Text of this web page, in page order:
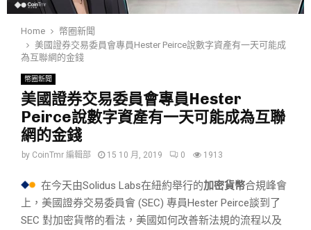
Home
幣圈新聞
美國證券交易委員會專員Hester Peirce說數字資產有一天可能成
為互聯網的金錢
幣圈新聞
美國證券交易委員會專員Hester
Peirce說數字資產有一天可能成為互聯
網的金錢
by CoinTmr 編輯部 15 10 月, 2019 0 1913
在今天由Solidus Labs在紐約舉行的加密貨幣合規峰會
上，美國證券交易委員會 (SEC) 專員Hester Peirce談到了
SEC 對加密貨幣的看法，美國如何改善新法規的流程以及